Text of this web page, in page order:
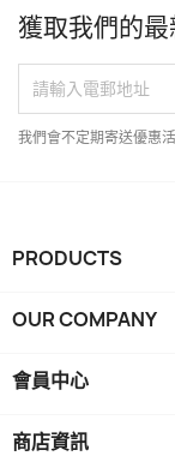
獲取我們的
我們會不定期寄送優惠
PRODUCTS
OUR COMPANY
會員中心
商店資訊